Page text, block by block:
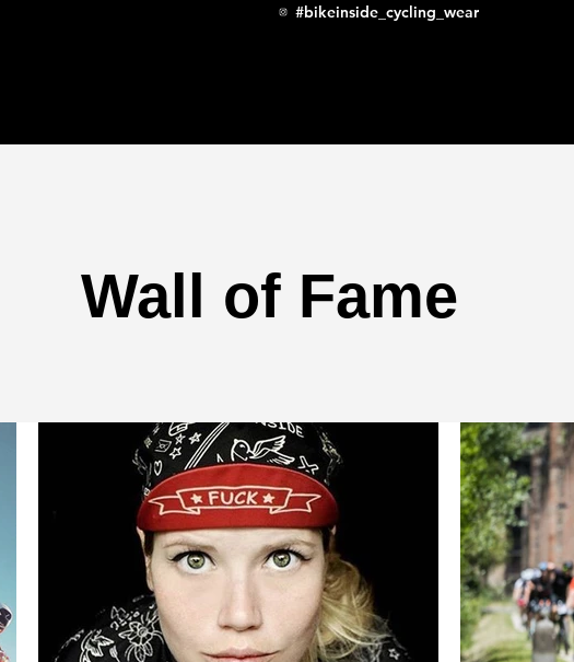
#bikeinside_cycling_wear
Wall of Fame